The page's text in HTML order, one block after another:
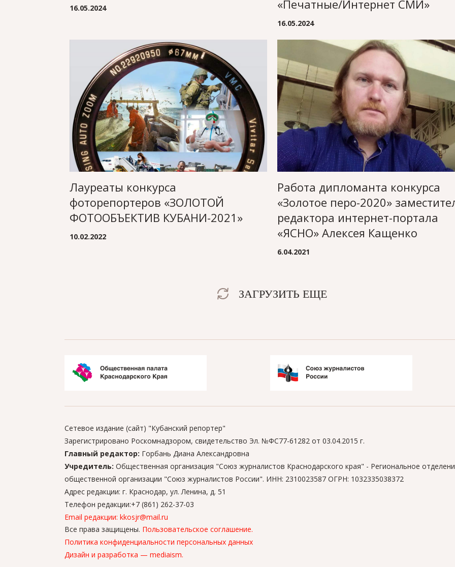
16.05.2024
«Печатные/Интернет СМИ»
16.05.2024
Лауреаты конкурса
фоторепортеров «ЗОЛОТОЙ
ФОТООБЪЕКТИВ КУБАНИ-2021»
10.02.2022
Работа дипломанта конкурса
«Золотое перо-2020»
редактора интернет-портала
«ЯСНО» Алексея Кащенко
6.04.2021
ЗАГРУЗИТЬ ЕЩЕ
Сетевое издание (сайт) "Кубанский репортер"
Зарегистрировано Роскомнадзором, свидетельство Эл. №ФС77-61282 от 03.04.2015 г.
Главный редактор: Горбань Диана Александровна
Учредитель: Общественная организация "Союз журналистов Краснодарского края" - Региональное
общественной организации "Союз журналистов России". ИНН: 2310023587 ОГРН: 1032335038372
Адрес редакции: г. Краснодар, ул. Ленина, д. 51
Телефон редакции:+7 (861) 262-37-03
Email редакции: kkosjr@mail.ru
Все права защищены. Пользовательское соглашение.
Политика конфиденциальности персональных данных
Дизайн и разработка — mediaism.